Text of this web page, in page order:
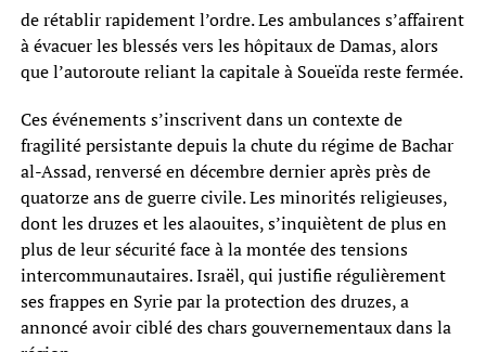
de rétablir rapidement l’ordre. Les ambulances s’affairent
à évacuer les blessés vers les hôpitaux de Damas, alors
que l’autoroute reliant la capitale à Soueïda reste fermée.
Ces événements s’inscrivent dans un contexte de
fragilité persistante depuis la chute du régime de Bachar
al-Assad, renversé en décembre dernier après près de
quatorze ans de guerre civile. Les minorités religieuses,
dont les druzes et les alaouites, s’inquiètent de plus en
plus de leur sécurité face à la montée des tensions
intercommunautaires. Israël, qui justifie régulièrement
ses frappes en Syrie par la protection des druzes, a
annoncé avoir ciblé des chars gouvernementaux dans la